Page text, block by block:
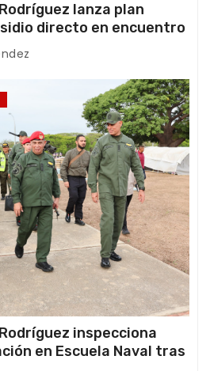
lanza plan
directo en encuentro
inspecciona
en Escuela Naval tras